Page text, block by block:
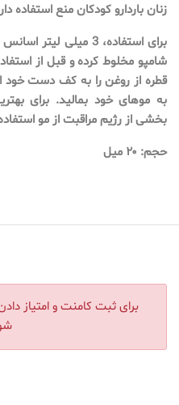
زنان باردارو کودکان منع استفاده
شامپو مخلوط کرده و قبل از
قطره از روغن را به کف دست خود
به موهای خود بمالید. برای
بخشی از رژیم مراقبت از مو
حجم: ۲۰ میل
برای ثبت کامنت و امتیاز